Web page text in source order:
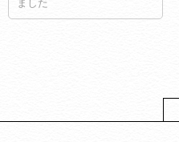
ました